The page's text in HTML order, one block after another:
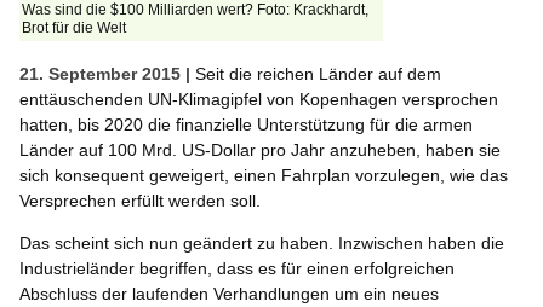
Was sind die $100 Milliarden wert? Foto: Krackhardt,
Brot für die Welt
21. September 2015 | Seit die reichen Länder auf dem
enttäuschenden UN-Klimagipfel von Kopenhagen versprochen
hatten, bis 2020 die finanzielle Unterstützung für die armen
Länder auf 100 Mrd. US-Dollar pro Jahr anzuheben, haben sie
sich konsequent geweigert, einen Fahrplan vorzulegen, wie das
Versprechen erfüllt werden soll.
Das scheint sich nun geändert zu haben. Inzwischen haben die
Industrieländer begriffen, dass es für einen erfolgreichen
Abschluss der laufenden Verhandlungen um ein neues